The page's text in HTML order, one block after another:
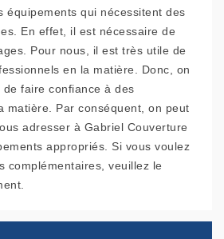
équipements qui nécessitent des
En effet, il est nécessaire de
Pour nous, il est très utile de
en la matière. Donc, on
faire confiance à des
matière. Par conséquent, on peut
adresser à Gabriel Couverture
appropriés. Si vous voulez
complémentaires, veuillez le